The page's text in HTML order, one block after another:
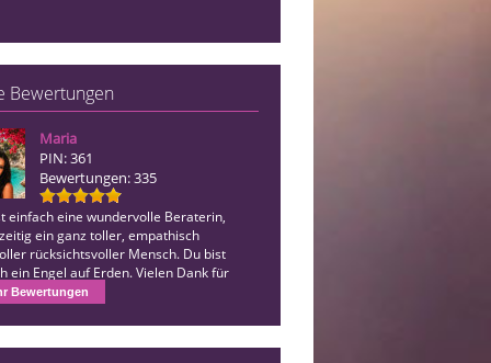
Bewertungen
Maria
PIN: 361
Bewertungen: 335
einfach eine wundervolle Beraterin,
ein ganz toller, empathisch
rücksichtsvoller Mensch. Du bist
ein Engel auf Erden. Vielen Dank für
Bewertungen